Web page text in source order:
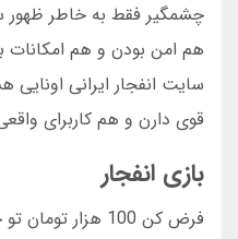
چشمگیر فقط به خاطر ظهور
هم امن بودن و هم امکانات
سایت انفجار ایرانی
قوی دارن و هم کاربرای
بازی انفجار
فرض کن 100